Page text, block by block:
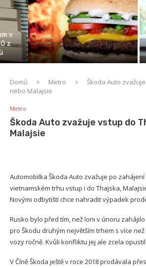
Souboj fastfoodů – BigMac
vs. Whooper
pro
Domů Metro
Škoda Auto
nebo Malajsie
Metro
Škoda Auto zvažuje vstup do
Malajsie
Automobilka Škoda Auto zvažuje po
vietnamském trhu vstup i do Thajska,
Novými odbytišti chce nahradit výpadek
Rusko bylo před tím, než loni v únoru
pro Škodu druhým největším trhem s více než
vozy ročně. Kvůli konfliktu jej ale zcela
V Číně Škoda ještě v roce 2018 prodávala